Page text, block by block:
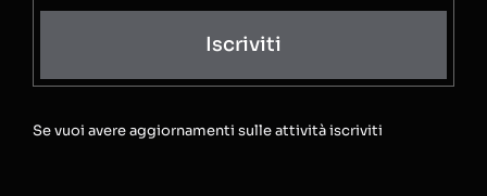
Iscriviti
Se vuoi avere aggiornamenti sulle attività iscriviti